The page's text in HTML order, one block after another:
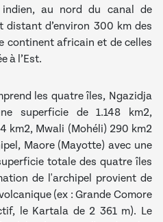
au nord du canal de
distant d’environ 300 km des
continent africain et de celles
à l’Est.
les quatre îles, Ngazidja
superficie de 1.148 km2,
km2, Mwali (Mohéli) 290 km2
Maore (Mayotte) avec une
totale des quatre îles
de l'archipel provient de
(ex : Grande Comore
le Kartala de 2 361 m). Le